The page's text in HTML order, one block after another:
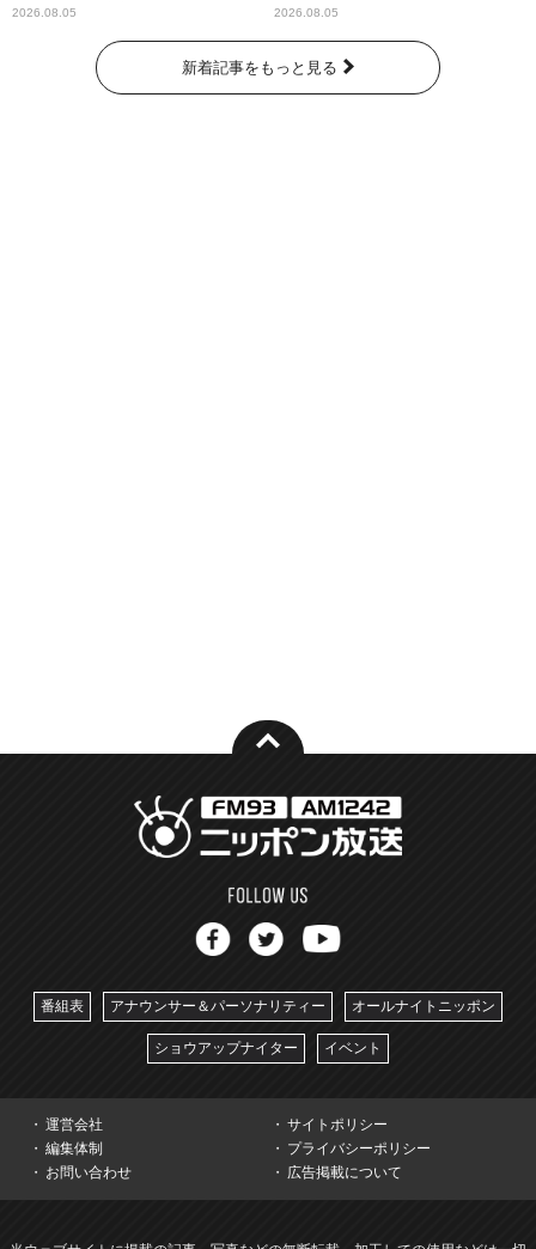
ッズ発売
2026.08.05
紹介
2026.08.05
新着記事をもっと見る
番組表 アナウンサー＆パーソナリティー オールナイトニッポン
ショウアップナイター イベント
運営会社
サイトポリシー
編集体制
プライバシーポリシー
お問い合わせ
広告掲載について